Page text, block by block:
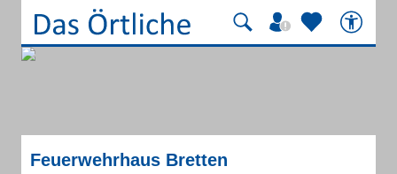
Feuerwehrhaus Bretten